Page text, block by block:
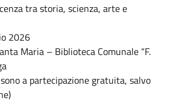
tra storia, scienza, arte e
2026
Maria – Biblioteca Comunale “F.
a partecipazione gratuita, salvo